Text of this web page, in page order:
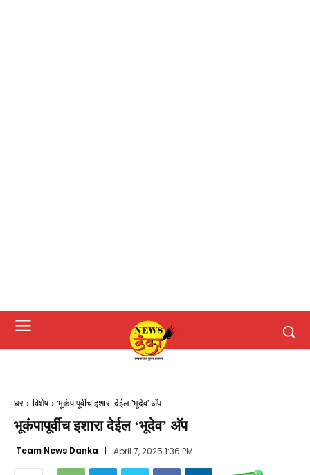
घर विशेष भूकंपापूर्वीच इशारा देईल 'भूदेव' अ‍ॅप
भूकंपापूर्वीच इशारा देईल ‘भूदेव’ अ‍ॅप
Team News Danka April 7, 2025 1:36 PM